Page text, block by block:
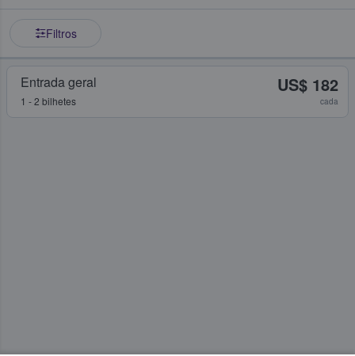
Filtros
Entrada geral
1 - 2 bilhetes
US$ 182
cada